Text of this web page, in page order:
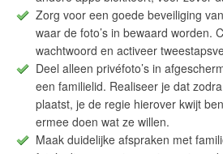
Zorg voor een goede beveiliging
waar de foto’s in bewaard worden.
wachtwoord en activeer
Deel alleen privéfoto’s in
een familielid. Realiseer je dat
plaatst, je de regie hierover kwijt
ermee doen wat ze willen.
Maak duidelijke afspraken met